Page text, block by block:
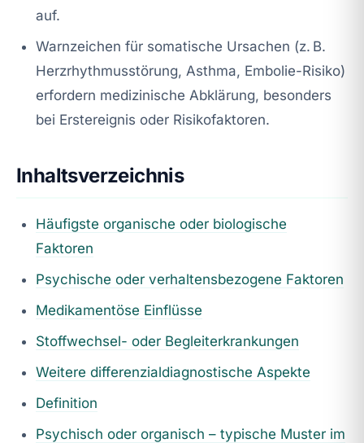
auf.
Warnzeichen für somatische Ursachen (z. B.
Herzrhythmusstörung, Asthma, Embolie-Risiko)
erfordern medizinische Abklärung, besonders
bei Erstereignis oder Risikofaktoren.
Inhaltsverzeichnis
Häufigste organische oder biologische
Faktoren
Psychische oder verhaltensbezogene Faktoren
Medikamentöse Einflüsse
Stoffwechsel- oder Begleiterkrankungen
Weitere differenzialdiagnostische Aspekte
Definition
Psychisch oder organisch – typische Muster im